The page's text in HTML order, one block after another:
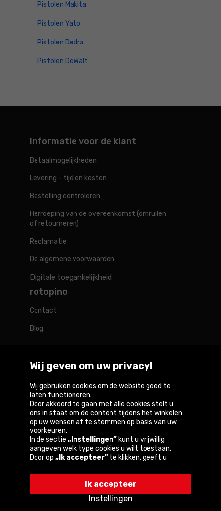
Pistolen Makita
Pistolen Yato
Pistolen Dedra
Pistolen DeWalt
Informatie voor de klant
Betaalmogelijkheden
Levering - tijd en kosten
Bestelling controleren
Herroeping van de overeenkomst (omruilen
of retourneren)
Reclamatie
De algemene voorwaarden
Digitale toegankelijkheid
rotopino
Contact
Blog
Rotopino in de wereld
Belgique België Deutschland France Österreich
Copyright © 2026
Informatie over cookies
Wij geven om uw privacy!
Wij gebruiken cookies om de website goed te
laten functioneren.
Door akkoord te gaan met alle cookies stelt u
ons in staat om de content tijdens het winkelen
op uw wensen af te stemmen op basis van uw
voorkeuren.
In de sectie „Instellingen” kunt u vrijwillig
aangeven welk type cookies u wilt toestaan.
Door op „Ik accepteer” te klikken, geeft u
volgens de instellingen van uw browser.
U kunt uw keuze te allen tijde wijzigen door op
„Instellingen”in het cookiebeleid te klikken.
Een van onze partners is Google.
Instellingen
Ik accepteer